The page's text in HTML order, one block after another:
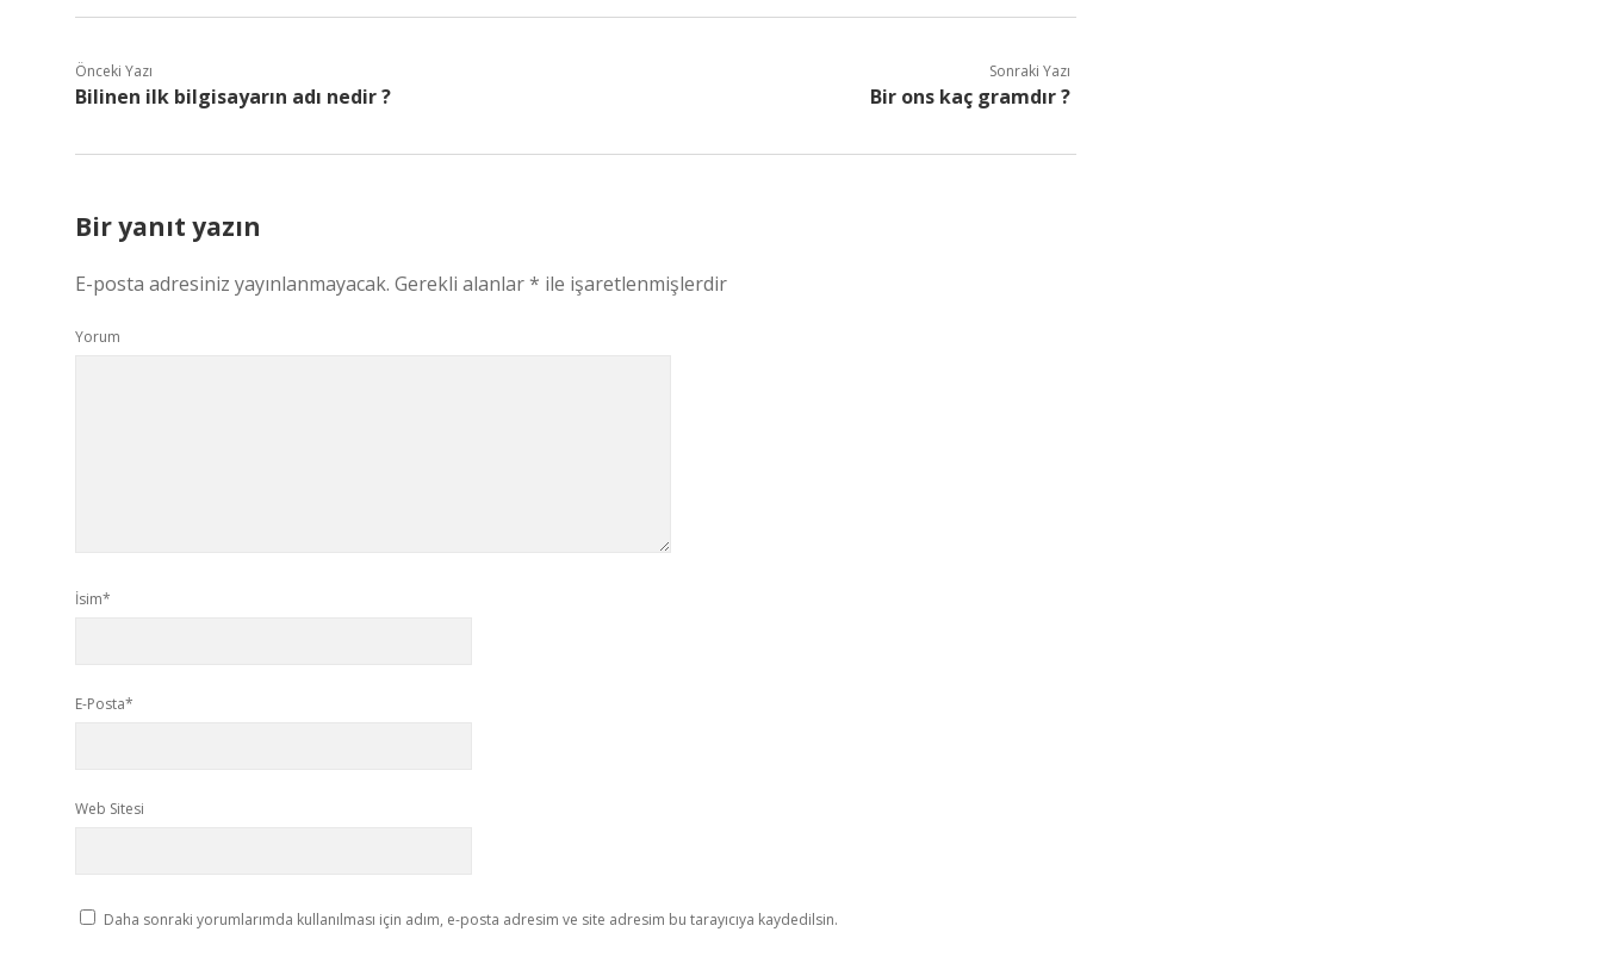
Önceki Yazı
Bilinen ilk bilgisayarın adı nedir ?
Sonraki Yazı
Bir ons kaç gramdır ?
Bir yanıt yazın
E-posta adresiniz yayınlanmayacak. Gerekli alanlar* ile işaretlenmişlerdir
Yorum
İsim*
E-Posta*
Web Sitesi
Daha sonraki yorumlarımda kullanılması için adım, e-posta adresim ve site adresim bu tarayıcıya kaydedilsin.